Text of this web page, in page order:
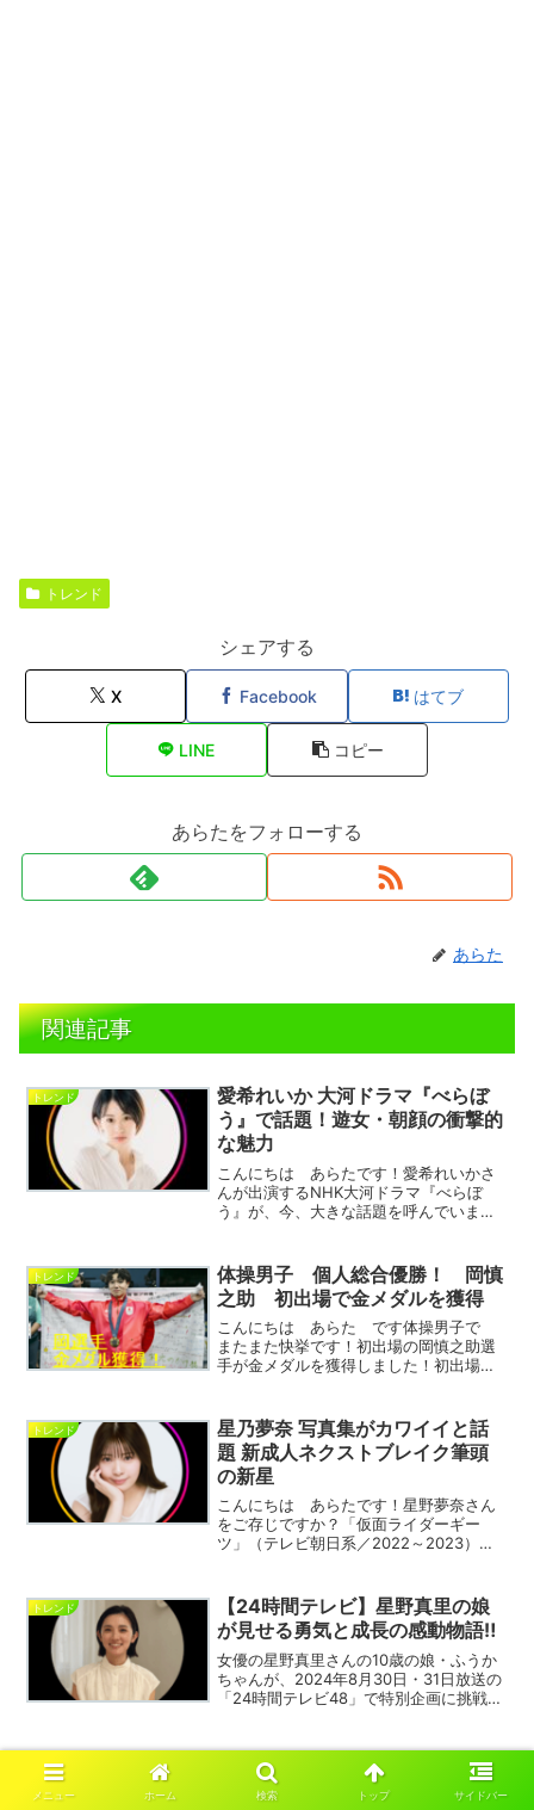
トレンド
シェアする
X Facebook はてブ
LINE コピー
あらたをフォローする
あらた
関連記事
トレンド
愛希れいか 大河ドラマ『べらぼ
う』で話題！遊女・朝顔の衝撃的
な魅力
こんにちは あらたです！愛希れいかさ
んが出演するNHK大河ドラマ『べらぼ
う』が、今、大きな話題を呼んでいま
重要な役どころ。 その美しさと儚さを
兼ね備えた演技に、 視聴者...
トレンド
体操男子 個人総合優勝！ 岡慎
之助 初出場で金メダルを獲得
こんにちは あらた です体操男子で
またまた快挙です！初出場の岡慎之助選
手が金メダルを獲得しました！初出場
れ、20歳の岡慎之助が初出場で金メダル
を獲得しました！こ...
トレンド
星乃夢奈 写真集がカワイイと話
題 新成人ネクストブレイク筆頭
の新星
こんにちは あらたです！星野夢奈さん
をご存じですか？「仮面ライダーギー
ツ」（テレビ朝日系／2022～2023）で
は、 映画「遺書、公開。」（2025年1
月31日全国公開）が...
トレンド
【24時間テレビ】星野真里の娘
が見せる勇気と成長の感動物語‼
女優の星野真里さんの10歳の娘・ふうか
ちゃんが、2024年8月30日・31日放送の
「24時間テレビ48」で特別企画に挑戦す
ちと東京の街を冒険する姿は、多くの人
に勇気と感...
トレンド
声優 鬼頭明里！人気キャラクタ
ートップ５を発表！
メニュー ホーム 検索 トップ サイドバー